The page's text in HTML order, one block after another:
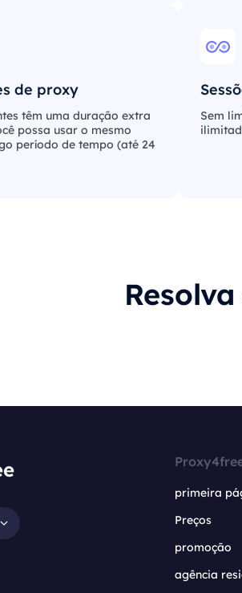
de proxy
têm uma duração extra
possa usar o mesmo
período de tempo (até 24
Sem
primeira
Preços
promoção
agência